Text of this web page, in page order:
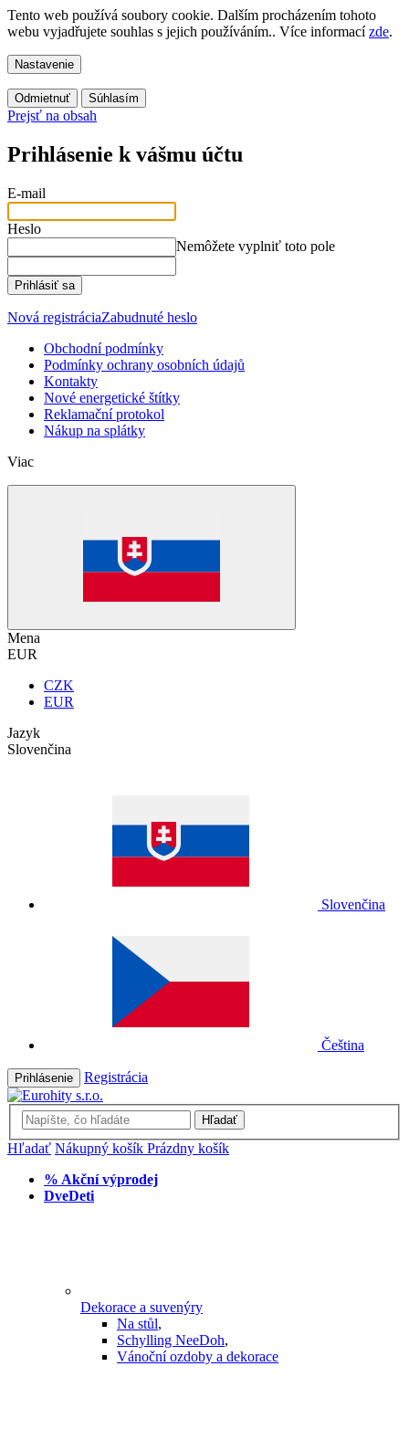
Tento web používá soubory cookie. Dalším procházením tohoto
webu vyjadřujete souhlas s jejich používáním.. Více informacízde.
Nastavenie
Odmietnuť Súhlasím
Prejsť na obsah
Prihlásenie k vášmu účtu
E-mail
Heslo
Nemôžete vyplniť toto pole
Prihlásiť sa
Nová registráciaZabudnuté heslo
Obchodní podmínky
Podmínky ochrany osobních údajů
Kontakty
Nové energetické štítky
Reklamační protokol
Nákup na splátky
Viac
Mena
EUR
CZK
EUR
Jazyk
Slovenčina
Slovenčina
Čeština
Prihlásenie Registrácia
Hľadať
Hľadať Nákupný košík Prázdny košík
% Akční výprodej
DveDeti
Dekorace a suvenýry
Na stůl,
Schylling NeeDoh,
Vánoční ozdoby a dekorace